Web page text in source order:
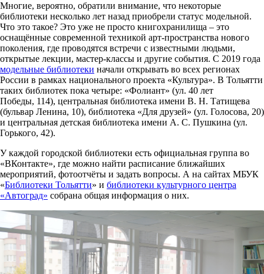
Многие, вероятно, обратили внимание, что некоторые
библиотеки несколько лет назад приобрели статус модельной.
Что это такое? Это уже не просто книгохранилища – это
оснащённые современной техникой арт-пространства нового
поколения, где проводятся встречи с известными людьми,
открытые лекции, мастер-классы и другие события. С 2019 года
модельные библиотеки начали открывать во всех регионах
России в рамках национального проекта «Культура». В Тольятти
таких библиотек пока четыре: «Фолиант» (ул. 40 лет
Победы, 114), центральная библиотека имени В. Н. Татищева
(бульвар Ленина, 10), библиотека «Для друзей» (ул. Голосова, 20)
и центральная детская библиотека имени А. С. Пушкина (ул.
Горького, 42).
У каждой городской библиотеки есть официальная группа во
«ВКонтакте», где можно найти расписание ближайших
мероприятий, фотоотчёты и задать вопросы. А на сайтах МБУК
«Библиотеки Тольятти» и библиотеки культурного центра
«Автоград» собрана общая информация о них.